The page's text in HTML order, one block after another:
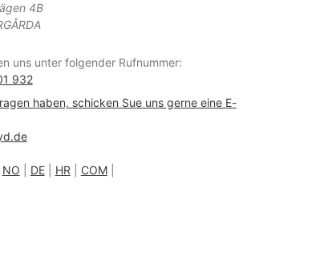
4B
uns unter folgender Rufnummer:
932
haben, schicken Sue uns gerne eine E-
NO DE| HR COM|